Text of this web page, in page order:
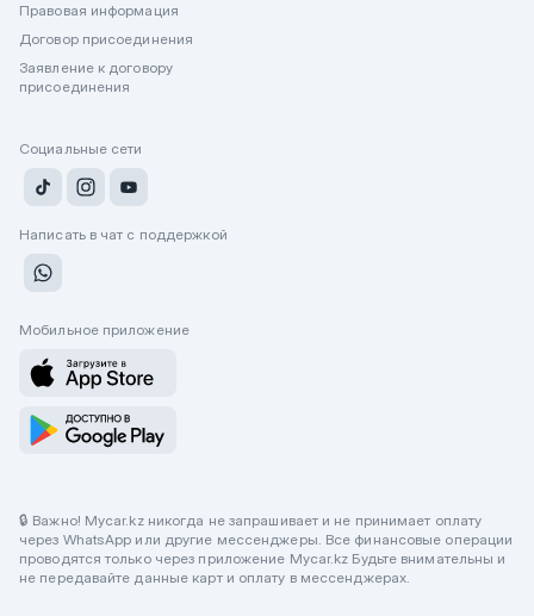
Правовая информация
Договор присоединения
Заявление к договору
присоединения
Социальные сети
Написать в чат с поддержкой
Мобильное приложение
🔒 Важно! Mycar.kz никогда не запрашивает и не принимает оплату
через WhatsApp или другие мессенджеры. Все финансовые операции
проводятся только через приложение Mycar.kz Будьте внимательны и
не передавайте данные карт и оплату в мессенджерах.